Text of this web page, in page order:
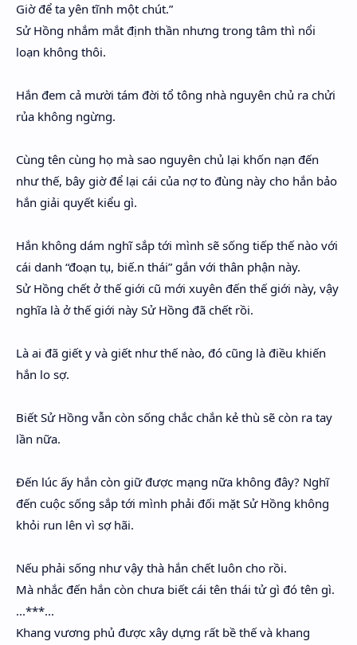
Giờ để ta yên tĩnh một chút.”
Sử Hồng nhắm mắt định thần nhưng trong tâm thì nổi
loạn không thôi.
Hắn đem cả mười tám đời tổ tông nhà nguyên chủ ra chửi
rủa không ngừng.
Cùng tên cùng họ mà sao nguyên chủ lại khốn nạn đến
như thế, bây giờ để lại cái của nợ to đùng này cho hắn bảo
hắn giải quyết kiểu gì.
Hắn không dám nghĩ sắp tới mình sẽ sống tiếp thế nào với
cái danh “đoạn tụ, biế.n thái” gắn với thân phận này.
Sử Hồng chết ở thế giới cũ mới xuyên đến thế giới này, vậy
nghĩa là ở thế giới này Sử Hồng đã chết rồi.
Là ai đã giết y và giết như thế nào, đó cũng là điều khiến
hắn lo sợ.
Biết Sử Hồng vẫn còn sống chắc chắn kẻ thù sẽ còn ra tay
lần nữa.
Đến lúc ấy hắn còn giữ được mạng nữa không đây? Nghĩ
đến cuộc sống sắp tới mình phải đối mặt Sử Hồng không
khỏi run lên vì sợ hãi.
Nếu phải sống như vậy thà hắn chết luôn cho rồi.
Mà nhắc đến hắn còn chưa biết cái tên thái tử gì đó tên gì.
...***...
Khang vương phủ được xây dựng rất bề thế và khang